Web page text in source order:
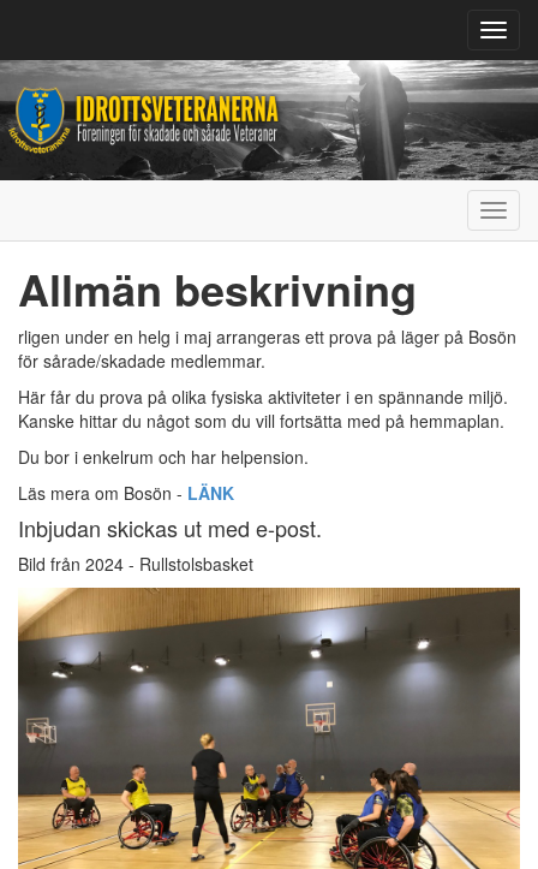
Allmän beskrivning
rligen under en helg i maj arrangeras ett prova på läger på Bosön
för sårade/skadade medlemmar.
Här får du prova på olika fysiska aktiviteter i en spännande miljö.
Kanske hittar du något som du vill fortsätta med på hemmaplan.
Du bor i enkelrum och har helpension.
Läs mera om Bosön - LÄNK
Inbjudan skickas ut med e-post.
Bild från 2024 - Rullstolsbasket